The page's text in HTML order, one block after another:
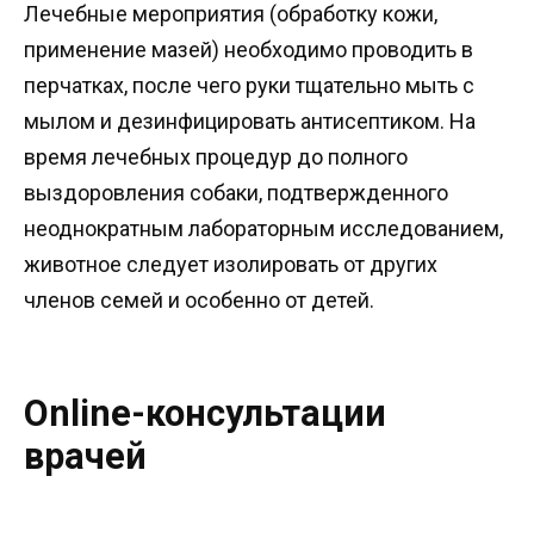
Лечебные мероприятия (обработку кожи,
применение мазей) необходимо проводить в
перчатках, после чего руки тщательно мыть с
мылом и дезинфицировать антисептиком. На
время лечебных процедур до полного
выздоровления собаки, подтвержденного
неоднократным лабораторным исследованием,
животное следует изолировать от других
членов семей и особенно от детей.
Online-консультации
врачей